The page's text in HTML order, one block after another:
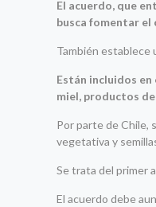
El acuerdo, que
busca fomentar el
También establece
Están incluidos
miel, productos
Por parte de Chile,
vegetativa y
Se trata del primer
El acuerdo debe